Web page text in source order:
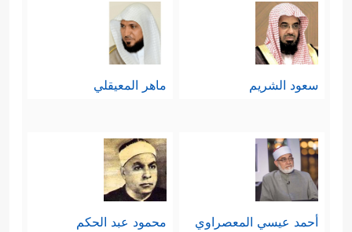
سعود الشريم ماهر المعيقلي
أحمد عيسي المعصراوي محمود عبد الحكم